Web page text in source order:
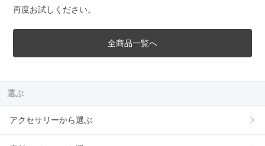
再度お試しください。
全商品一覧へ
選ぶ
アクセサリーから選ぶ